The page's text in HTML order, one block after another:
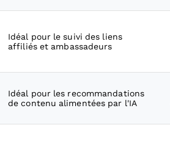
Idéal pour le suivi des liens
affiliés et ambassadeurs
Idéal pour les recommandations
de contenu alimentées par l'IA